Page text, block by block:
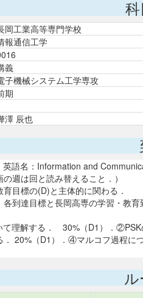
岡工業高等専門学校
報通信工学
義
子機械システム工学専攻
期
澤 辰也
英語名：Information and
週は回と読み替えること．）
目標の(D)と主体的に関わる．
到達目標と長岡高専の学習・教
て理解する． 30%（D1）．
． 20%（D1）．④マルコフ過程